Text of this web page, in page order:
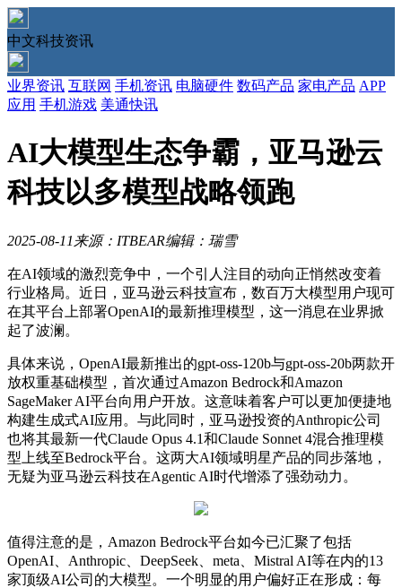
中文科技资讯
业界资讯 互联网 手机资讯 电脑硬件 数码产品 家电产品 APP
应用 手机游戏 美通快讯
AI大模型生态争霸，亚马逊云
科技以多模型战略领跑
2025-08-11 来源：ITBEAR编辑：瑞雪
在AI领域的激烈竞争中，一个引人注目的动向正悄然改变着
行业格局。近日，亚马逊云科技宣布，数百万大模型用户现可
在其平台上部署OpenAI的最新推理模型，这一消息在业界掀
起了波澜。
具体来说，OpenAI最新推出的gpt-oss-120b与gpt-oss-20b两款开
放权重基础模型，首次通过Amazon Bedrock和Amazon
SageMaker AI平台向用户开放。这意味着客户可以更加便捷地
构建生成式AI应用。与此同时，亚马逊投资的Anthropic公司
也将其最新一代Claude Opus 4.1和Claude Sonnet 4混合推理模
型上线至Bedrock平台。这两大AI领域明星产品的同步落地，
无疑为亚马逊云科技在Agentic AI时代增添了强劲动力。
值得注意的是，Amazon Bedrock平台如今已汇聚了包括
OpenAI、Anthropic、DeepSeek、meta、Mistral AI等在内的13
家顶级AI公司的大模型。一个明显的用户偏好正在形成：每